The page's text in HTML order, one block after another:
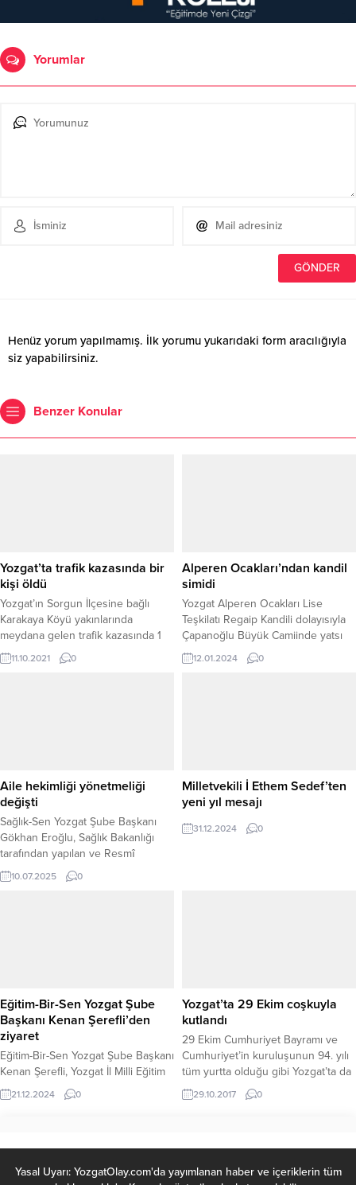
Yorumlar
Henüz yorum yapılmamış. İlk yorumu yukarıdaki form aracılığıyla
siz yapabilirsiniz.
Benzer Konular
Yozgat’ta trafik kazasında bir
kişi öldü
Yozgat’ın Sorgun İlçesine bağlı
Karakaya Köyü yakınlarında
meydana gelen trafik kazasında 1
kişi hayatını kaybetti.
11.10.2021 0
Alperen Ocakları’ndan kandil
simidi
Yozgat Alperen Ocakları Lise
Teşkilatı Regaip Kandili dolayısıyla
Çapanoğlu Büyük Camiinde yatsı
namazı sonrası Kandil simidi dağıttı.
12.01.2024 0
Aile hekimliği yönetmeliği
değişti
Sağlık-Sen Yozgat Şube Başkanı
Gökhan Eroğlu, Sağlık Bakanlığı
tarafından yapılan ve Resmî
Gazete’de yayımlanarak yürürlüğe
giren Aile Hekimliği Sözleşme ve
SÜRESİ ARTIK 1 YIL Yeni
düzenlemeye göre, aile hekimine...
10.07.2025 0
Milletvekili İ Ethem Sedef’ten
yeni yıl mesajı
31.12.2024 0
Eğitim-Bir-Sen Yozgat Şube
Başkanı Kenan Şerefli’den
ziyaret
Eğitim-Bir-Sen Yozgat Şube Başkanı
Kenan Şerefli, Yozgat İl Milli Eğitim
Müdürlüğü’nü ziyaret ederek, İl
Müdürü İsmail Altınkaynak ile bir
Selçuk Doğandemir, Şube
Müdürleri Işık Gün, Hacı Mehmet
21.12.2024 0
Yozgat’ta 29 Ekim coşkuyla
kutlandı
29 Ekim Cumhuriyet Bayramı ve
Cumhuriyet’in kuruluşunun 94. yılı
tüm yurtta olduğu gibi Yozgat’ta da
çeşitli törenlerle kutlandı. Törende
Yozgat Valisi Kemal Yurtnaç, Yozgat
vatandaşların bayramını kutladı.
29.10.2017 0
Yasal Uyarı: YozgatOlay.com'da yayımlanan haber ve içeriklerin tüm